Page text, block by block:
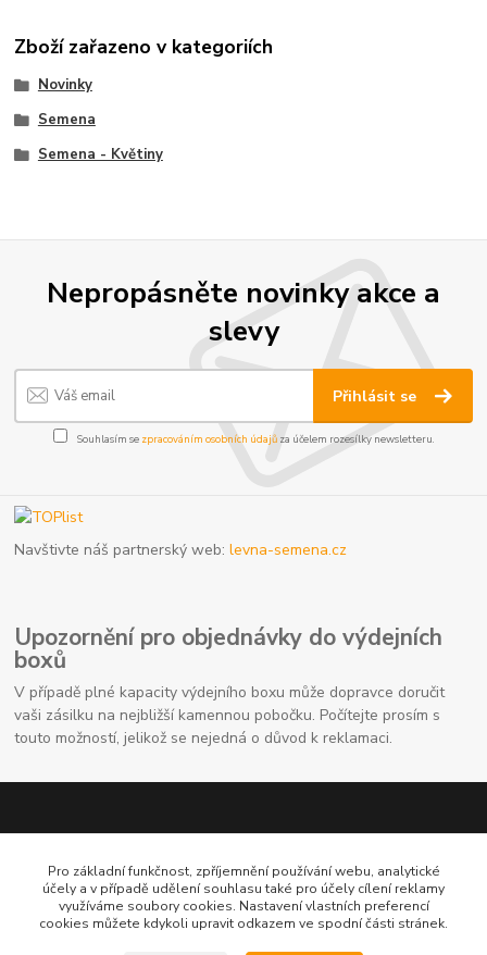
Zboží zařazeno v kategoriích
Novinky
Semena
Semena - Květiny
Nepropásněte novinky akce a
slevy
Přihlásit se
Souhlasím se zpracováním osobních údajůza účelem rozesílky newsletteru.
Navštivte náš partnerský web:levna-semena.cz
Upozornění pro objednávky do výdejních
boxů
V případě plné kapacity výdejního boxu může dopravce doručit
vaši zásilku na nejbližší kamennou pobočku. Počítejte prosím s
touto možností, jelikož se nejedná o důvod k reklamaci.
Pro základní funkčnost, zpříjemnění používání webu, analytické
účely a v případě udělení souhlasu také pro účely cílení reklamy
využíváme soubory cookies. Nastavení vlastních preferencí
cookies můžete kdykoli upravit odkazem ve spodní části stránek.